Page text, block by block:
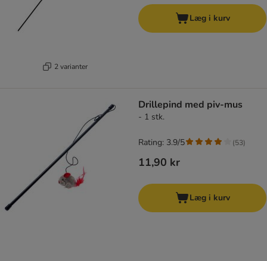
2 varianter
Læg i kurv
Drillepind med piv-mus
- 1 stk.
11,90 kr
Rating: 3.9/5 (53)
Læg i kurv